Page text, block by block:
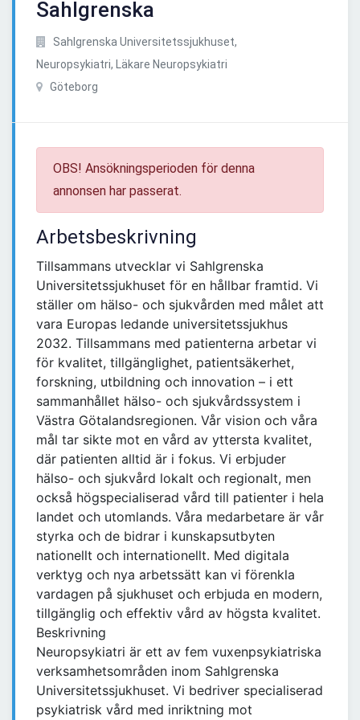
Sahlgrenska
Sahlgrenska Universitetssjukhuset,
Neuropsykiatri, Läkare Neuropsykiatri
Göteborg
OBS! Ansökningsperioden för denna
annonsen har passerat.
Arbetsbeskrivning
Tillsammans utvecklar vi Sahlgrenska
Universitetssjukhuset för en hållbar framtid. Vi
ställer om hälso- och sjukvården med målet att
vara Europas ledande universitetssjukhus
2032. Tillsammans med patienterna arbetar vi
för kvalitet, tillgänglighet, patientsäkerhet,
forskning, utbildning och innovation – i ett
sammanhållet hälso- och sjukvårdssystem i
Västra Götalandsregionen. Vår vision och våra
mål tar sikte mot en vård av yttersta kvalitet,
där patienten alltid är i fokus. Vi erbjuder
hälso- och sjukvård lokalt och regionalt, men
också högspecialiserad vård till patienter i hela
landet och utomlands. Våra medarbetare är vår
styrka och de bidrar i kunskapsutbyten
nationellt och internationellt. Med digitala
verktyg och nya arbetssätt kan vi förenkla
vardagen på sjukhuset och erbjuda en modern,
tillgänglig och effektiv vård av högsta kvalitet.
Beskrivning
Neuropsykiatri är ett av fem vuxenpsykiatriska
verksamhetsområden inom Sahlgrenska
Universitetssjukhuset. Vi bedriver specialiserad
psykiatrisk vård med inriktning mot